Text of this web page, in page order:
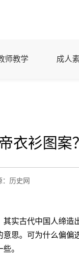
师教学 成人
衣衫图案？
：历史网
实古代中国人缔造
思。可为什么偏偏
。